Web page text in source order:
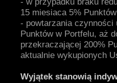
15 miesiaca 5%
- powtarzania
Punktów w Portfelu, aż
przekraczającej 200%
aktualnie wykupionych
Wyjątek stanowią